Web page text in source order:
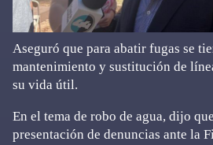
Aseguró que para abatir fugas se
mantenimiento y sustitución de
su vida útil.
En el tema de robo de agua, dijo
presentación de denuncias ante la